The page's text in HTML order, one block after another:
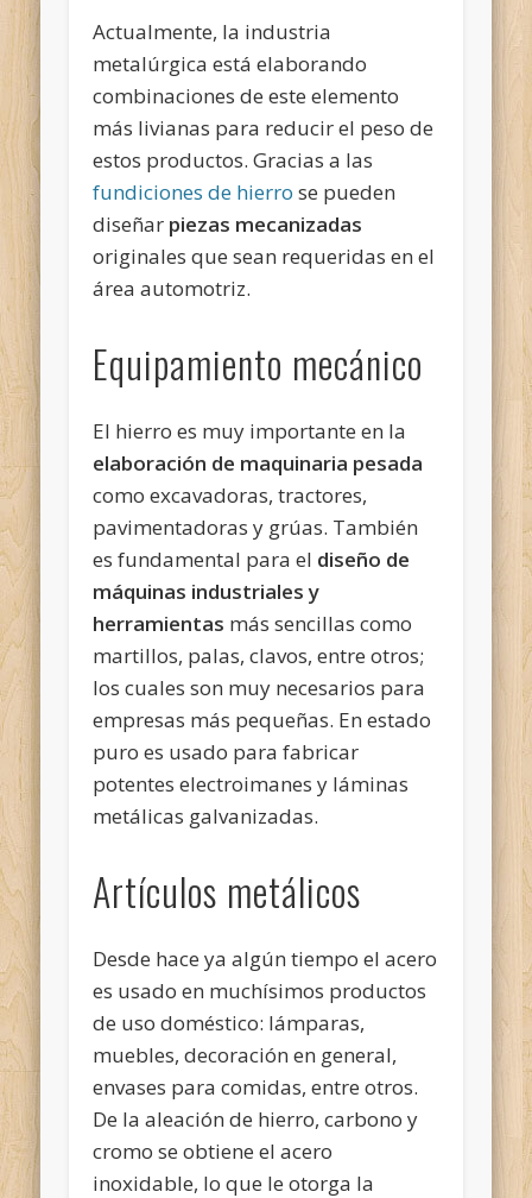
Actualmente, la industria
metalúrgica está elaborando
combinaciones de este elemento
más livianas para reducir el peso de
estos productos. Gracias a las
fundiciones de hierro se pueden
diseñar piezas mecanizadas
originales que sean requeridas en el
área automotriz.
Equipamiento mecánico
El hierro es muy importante en la
elaboración de maquinaria pesada
como excavadoras, tractores,
pavimentadoras y grúas. También
es fundamental para el diseño de
máquinas industriales y
herramientas más sencillas como
martillos, palas, clavos, entre otros;
los cuales son muy necesarios para
empresas más pequeñas. En estado
puro es usado para fabricar
potentes electroimanes y láminas
metálicas galvanizadas.
Artículos metálicos
Desde hace ya algún tiempo el acero
es usado en muchísimos productos
de uso doméstico: lámparas,
muebles, decoración en general,
envases para comidas, entre otros.
De la aleación de hierro, carbono y
cromo se obtiene el acero
inoxidable, lo que le otorga la